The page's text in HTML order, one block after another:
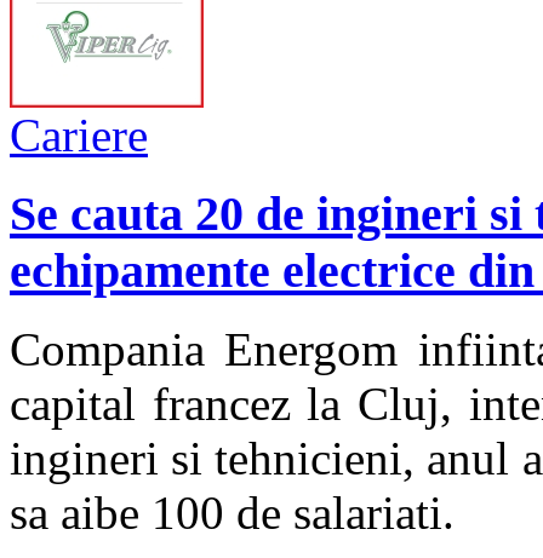
Cariere
Se cauta 20 de ingineri
echipamente electrice
Compania Energom
capital francez la Cluj,
ingineri si tehnicieni, anul
sa aibe 100 de salariati.